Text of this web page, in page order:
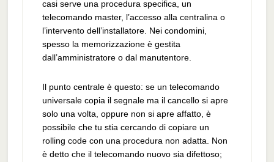
casi serve una procedura specifica, un
telecomando master, l’accesso alla centralina o
l’intervento dell’installatore. Nei condomini,
spesso la memorizzazione è gestita
dall’amministratore o dal manutentore.
Il punto centrale è questo: se un telecomando
universale copia il segnale ma il cancello si apre
solo una volta, oppure non si apre affatto, è
possibile che tu stia cercando di copiare un
rolling code con una procedura non adatta. Non
è detto che il telecomando nuovo sia difettoso;